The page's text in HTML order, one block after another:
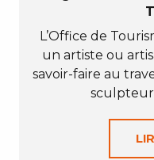
L’Office de
un artiste ou
savoir-faire au